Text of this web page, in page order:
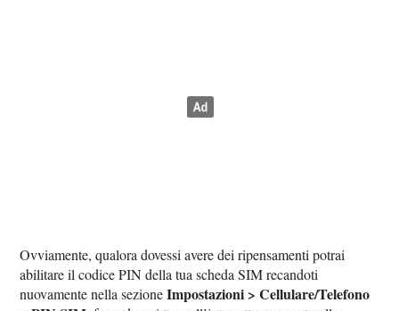
Ovviamente, qualora dovessi avere dei ripensamenti potrai
abilitare il codice PIN della tua scheda SIM recandoti
nuovamente nella sezioneImpostazioni > Cellulare/Telefono